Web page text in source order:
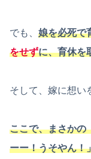
でも、 娘を必死で
をせずに、育休を
そして、嫁に想い
ここで、まさかの
ーー！うそやん！